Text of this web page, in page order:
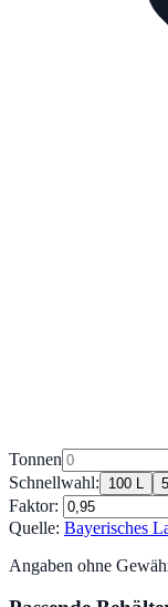
Tonnen
Schnellwahl:
100 L
Faktor:
Quelle: Bayerisches
Angaben ohne